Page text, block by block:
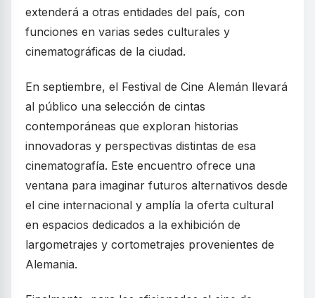
extenderá a otras entidades del país, con
funciones en varias sedes culturales y
cinematográficas de la ciudad.
En septiembre, el Festival de Cine Alemán llevará
al público una selección de cintas
contemporáneas que exploran historias
innovadoras y perspectivas distintas de esa
cinematografía. Este encuentro ofrece una
ventana para imaginar futuros alternativos desde
el cine internacional y amplía la oferta cultural
en espacios dedicados a la exhibición de
largometrajes y cortometrajes provenientes de
Alemania.